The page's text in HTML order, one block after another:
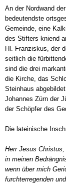
An der Nordwand
bedeutendste
Gemeinde, eine
des Stifters kniend
Hl. Franziskus, der
seitlich die
sind die drei
die Kirche, das
Steinhaus
Johannes Zürn der
der Schöpfer des
Die lateinische
Herr Jesus
in meinen
wenn über mich
furchterregenden